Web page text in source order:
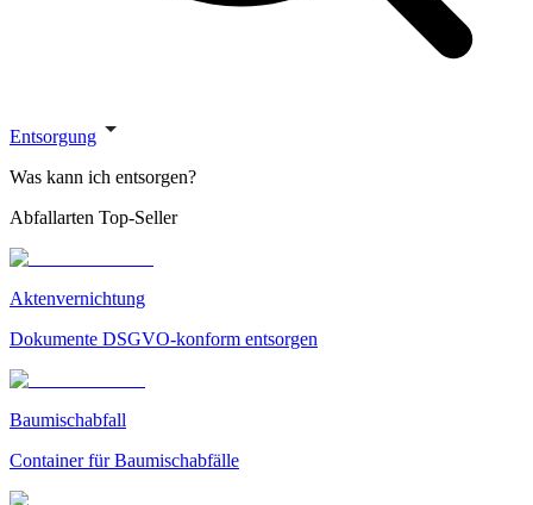
Entsorgung
Was kann ich entsorgen?
Abfallarten Top-Seller
Aktenvernichtung
Dokumente DSGVO-konform entsorgen
Baumischabfall
Container für Baumischabfälle